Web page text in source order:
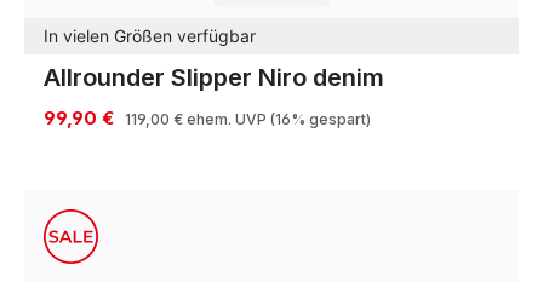
In vielen Größen verfügbar
Allrounder Slipper Niro denim
99,90 € 119,00 € ehem. UVP (16% gespart)